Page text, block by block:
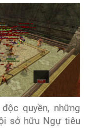
quyền, những
sở hữu Ngự tiêu